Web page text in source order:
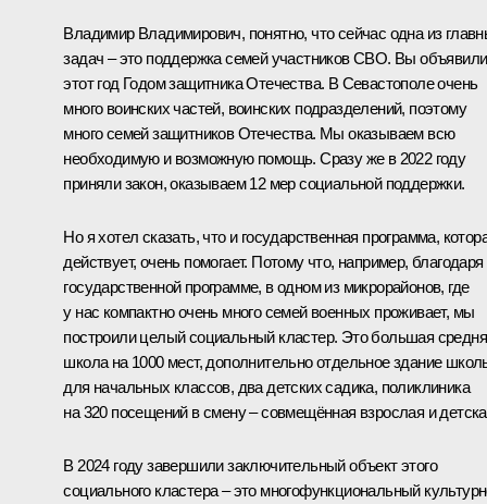
Владимир Владимирович, понятно, что сейчас одна из
задач – это поддержка семей участников СВО. Вы объявили
этот год Годом защитника Отечества. В Севастополе очень
много воинских частей, воинских подразделений, поэтому
много семей защитников Отечества. Мы оказываем всю
необходимую и возможную помощь. Сразу же в 2022 году
приняли закон, оказываем 12 мер социальной поддержки.
Но я хотел сказать, что и государственная программа,
действует, очень помогает. Потому что, например, благодаря
государственной программе, в одном из микрорайонов, где
у нас компактно очень много семей военных проживает, мы
построили целый социальный кластер. Это большая
школа на 1000 мест, дополнительно отдельное здание
для начальных классов, два детских садика, поликлиника
на 320 посещений в смену – совмещённая взрослая и
В 2024 году завершили заключительный объект этого
социального кластера – это многофункциональный